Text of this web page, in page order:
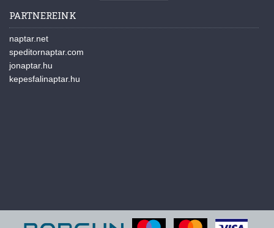
PARTNEREINK
naptar.net
speditornaptar.com
jonaptar.hu
kepesfalinaptar.hu